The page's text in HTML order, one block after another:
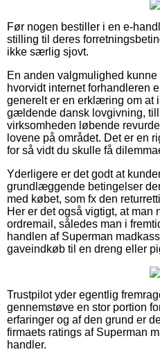
Før nogen bestiller i en e-
stilling til deres
ikke særlig sjovt.
En anden valgmulighed
hvorvidt internet forhandleren
generelt er en erklæring om at
gældende dansk lovgivning,
virksomheden løbende
lovene på området. Det er en
for så vidt du skulle få
Yderligere er det godt at
grundlæggende betingelser
med købet, som fx den
Her er det også vigtigt, at man
ordremail, således man i
handlen af Superman
gaveindkøb til en dreng eller
Trustpilot yder egentlig
gennemstøve en stor portion
erfaringer og af den grund er
firmaets ratings af Superman
handler.